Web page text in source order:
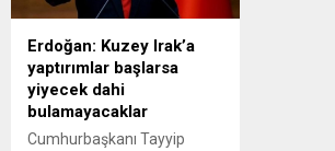
Erdoğan: Kuzey Irak’a
yaptırımlar başlarsa
yiyecek dahi
bulamayacaklar
Cumhurbaşkanı Tayyip